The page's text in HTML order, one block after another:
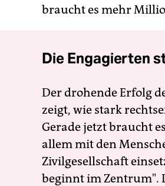
braucht es mehr
Die Engagierten
Der drohende Erfolg
zeigt, wie stark
Gerade jetzt braucht
allem mit den
Zivilgesellschaft
beginnt im Zentrum".